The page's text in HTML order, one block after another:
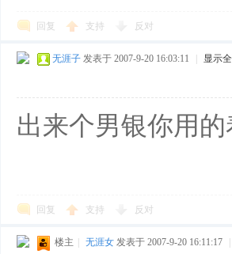
回复 支持 反对
无涯子 发表于 2007-9-20 16:03:11 显示
出来个男银你用
回复 支持 反对
楼主 无涯女 发表于 2007-9-20 16:11:17